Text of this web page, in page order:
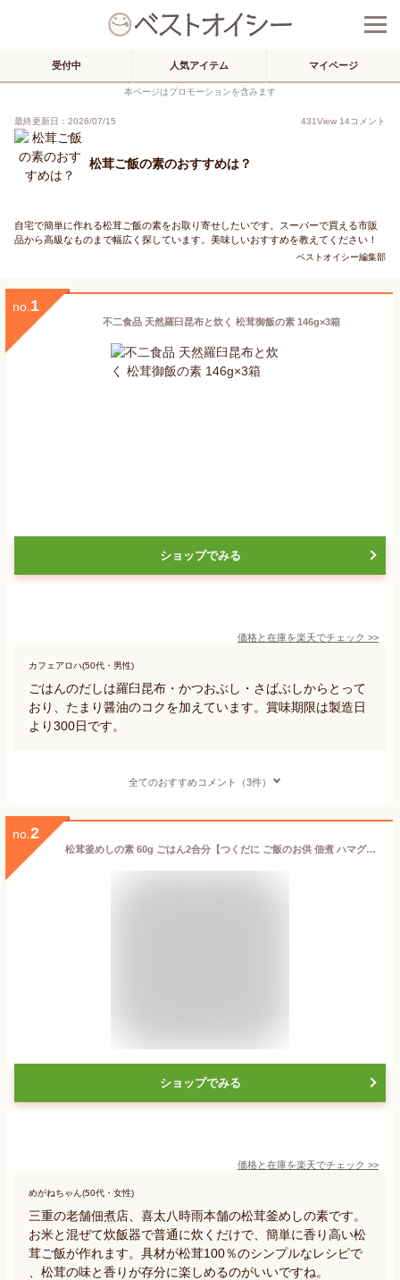
受付中 人気アイテム マイページ
本ページはプロモーションを含みます
最終更新日：2026/07/15 431View 14コメント
松茸ご飯の素のおすすめは？
自宅で簡単に作れる松茸ご飯の素をお取り寄せしたいです。スーパーで買える市販
品から高級なものまで幅広く探しています。美味しいおすすめを教えてください！
ベストオイシー編集部
no. 1
不二食品 天然羅臼昆布と炊く 松茸御飯の素 146g×3箱
ショップでみる
価格と在庫を楽天でチェック >>
カフェアロハ(50代・男性)
ごはんのだしは羅臼昆布・かつおぶし・さばぶしからとって
おり、たまり醤油のコクを加えています。賞味期限は製造日
より300日です。
全てのおすすめコメント（3件）
no. 2
松茸釜めしの素 60g ごはん2合分【つくだに ご飯のお供 佃煮 ハマグリ ごはんのおとも しぐれ 備蓄 しぐれ蛤 贈答品 グルメギフト 詰め合わせ おかず 惣菜 老舗 保存食 しぐれに お歳暮 父の日 内祝 仏事 法事 お供え 老舗 晩酌 おつまみ】
ショップでみる
価格と在庫を楽天でチェック >>
めがねちゃん(50代・女性)
三重の老舗佃煮店、喜太八時雨本舗の松茸釜めしの素です。
お米と混ぜて炊飯器で普通に炊くだけで、簡単に香り高い松
茸ご飯が作れます。具材が松茸100％のシンプルなレシピで
、松茸の味と香りが存分に楽しめるのがいいですね。